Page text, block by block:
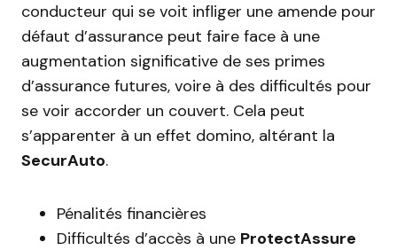
conducteur qui se voit infliger une amende pour
défaut d’assurance peut faire face à une
augmentation significative de ses primes
d’assurance futures, voire à des difficultés pour
se voir accorder un couvert. Cela peut
s’apparenter à un effet domino, altérant la
SecurAuto.
Pénalités financières
Difficultés d’accès à une ProtectAssure